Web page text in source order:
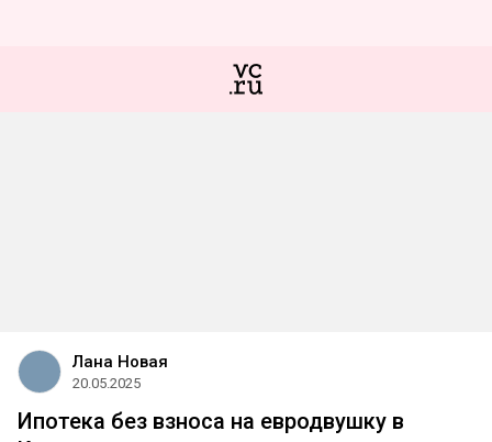
Лана Новая
20.05.2025
Ипотека без взноса на евродвушку в